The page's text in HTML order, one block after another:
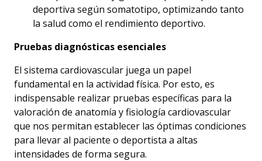
deportiva según somatotipo, optimizando tanto
la salud como el rendimiento deportivo.
Pruebas diagnósticas esenciales
El sistema cardiovascular juega un papel
fundamental en la actividad física. Por esto, es
indispensable realizar pruebas específicas para la
valoración de anatomía y fisiología cardiovascular
que nos permitan establecer las óptimas condiciones
para llevar al paciente o deportista a altas
intensidades de forma segura.